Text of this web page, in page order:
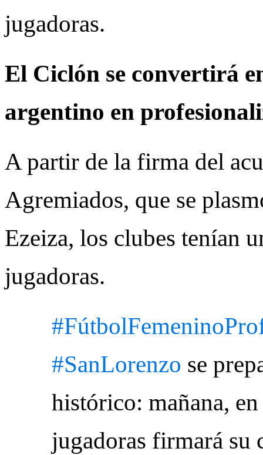
jugadoras.
El Ciclón se convertirá
argentino en
A partir de la firma del
Agremiados, que se
Ezeiza, los clubes tenían
jugadoras.
#SanLorenzo se
histórico: mañana,
jugadoras firmará su